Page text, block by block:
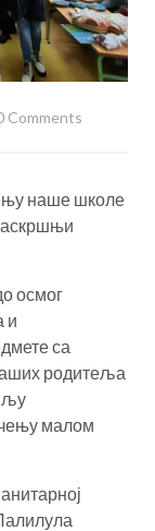
Comments
наше школе
осмог
и
са
родитеља
малом